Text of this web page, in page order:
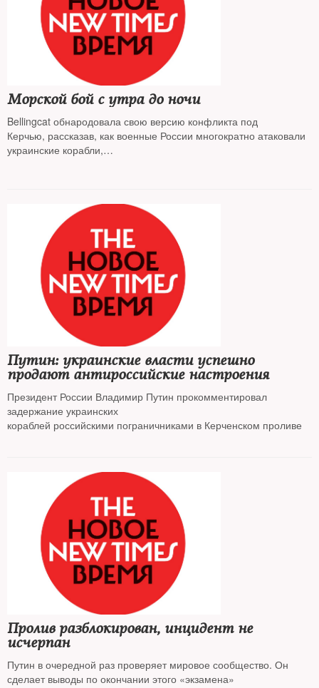
Морской бой с утра до ночи
Bellingcat обнародовала свою версию конфликта под
Керчью, рассказав, как военные России многократно атаковали
украинские корабли,
Путин: украинские власти успешно
продают антироссийские настроения
Президент России Владимир Путин прокомментировал
задержание украинских
кораблей российскими пограничниками в Керченском проливе
Пролив разблокирован, инцидент не
исчерпан
Путин в очередной раз проверяет мировое сообщество. Он
сделает выводы по окончании этого «экзамена»